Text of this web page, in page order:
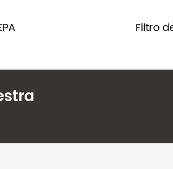
Filtro